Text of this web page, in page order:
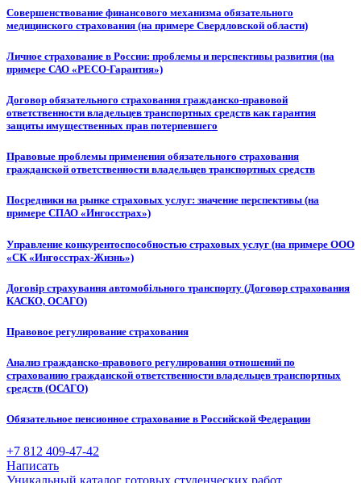
Совершенствование финансового механизма обязательного
медицинского страхования (на примере Свердловской области)
Личное страхование в России: проблемы и перспективы развития (на
примере САО «РЕСО-Гарантия»)
Договор обязательного страхования гражданско-правовой
ответственности владельцев транспортных средств как гарантия
защиты имущественных прав потерпевшего
Правовые проблемы применения обязательного страхования
гражданской ответственности владельцев транспортных средств
Посредники на рынке страховых услуг: значение перспективы (на
примере СПАО «Ингосстрах»)
Управление конкурентоспособностью страховых услуг (на примере ООО
«СК «Ингосстрах-Жизнь»)
Договір страхування автомобільного транспорту (Договор страхования
КАСКО, ОСАГО)
Правовое регулирование страхования
Анализ гражданско-правового регулирования отношений по
страхованию гражданской ответственности владельцев транспортных
средств (ОСАГО)
Обязательное пенсионное страхование в Российской Федерации
+7 812 409-47-42
Написать
Уникальный каталог готовых студенческих работ